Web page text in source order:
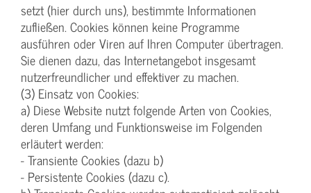
setzt (hier durch uns), bestimmte Informationen
zufließen. Cookies können keine Programme
ausführen oder Viren auf Ihren Computer übertragen.
Sie dienen dazu, das Internetangebot insgesamt
nutzerfreundlicher und effektiver zu machen.
(3) Einsatz von Cookies:
a) Diese Website nutzt folgende Arten von Cookies,
deren Umfang und Funktionsweise im Folgenden
erläutert werden:
- Transiente Cookies (dazu b)
- Persistente Cookies (dazu c).